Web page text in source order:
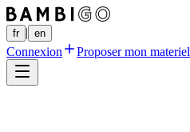
fr | en
Connexion Proposer mon materiel